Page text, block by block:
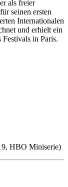
als freier
seinen ersten
Internationalen
und erhielt ein
Festivals in Paris.
HBO Miniserie)